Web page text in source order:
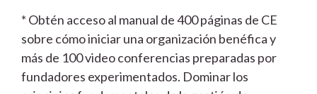
* Obtén acceso al manual de 400 páginas de CE
sobre cómo iniciar una organización benéfica y
más de 100 video conferencias preparadas por
fundadores experimentados. Dominar los